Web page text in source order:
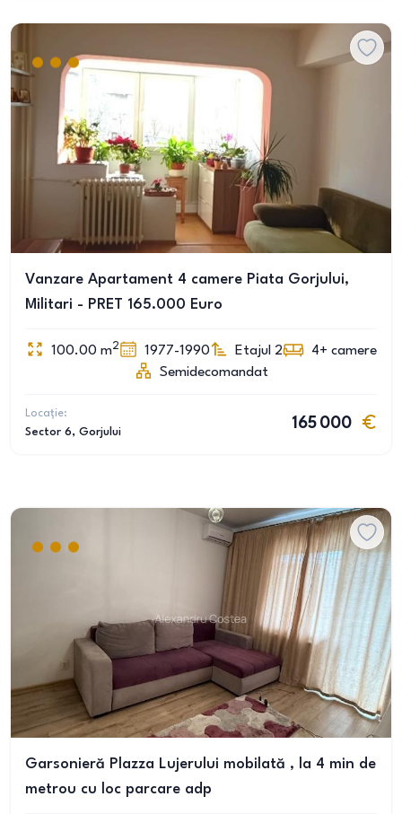
Vanzare Apartament 4 camere Piata Gorjului,
Militari - PRET 165.000 Euro
100.00 m2 1977-1990 Etajul 2 4+ camere
Semidecomandat
Locație:
Sector 6, Gorjului
165 000
Garsonieră Plazza Lujerului mobilată , la 4 min de
metrou cu loc parcare adp